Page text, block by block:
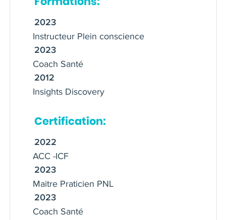
2023
Instructeur Plein conscience
2023
Coach Santé
2012
Insights Discovery
Certification:
2022
ACC -ICF
2023
Maitre Praticien PNL
2023
Coach Santé